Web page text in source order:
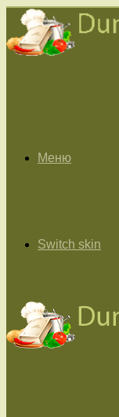
Меню
Switch skin